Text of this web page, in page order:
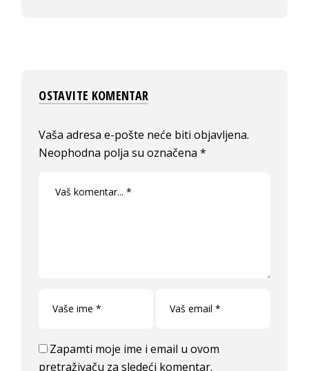
OSTAVITE KOMENTAR
Vaša adresa e-pošte neće biti objavljena.
Neophodna polja su označena*
Zapamti moje ime i email u ovom
pretraživaču za sledeći komentar.